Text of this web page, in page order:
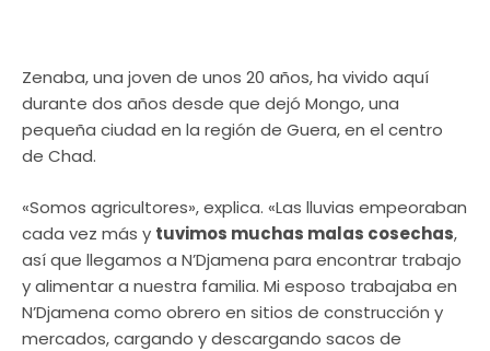
Zenaba, una joven de unos 20 años, ha vivido aquí
durante dos años desde que dejó Mongo, una
pequeña ciudad en la región de Guera, en el centro
de Chad.
«Somos agricultores», explica. «Las lluvias empeoraban
cada vez más y tuvimos muchas malas cosechas,
así que llegamos a N’Djamena para encontrar trabajo
y alimentar a nuestra familia. Mi esposo trabajaba en
N’Djamena como obrero en sitios de construcción y
mercados, cargando y descargando sacos de